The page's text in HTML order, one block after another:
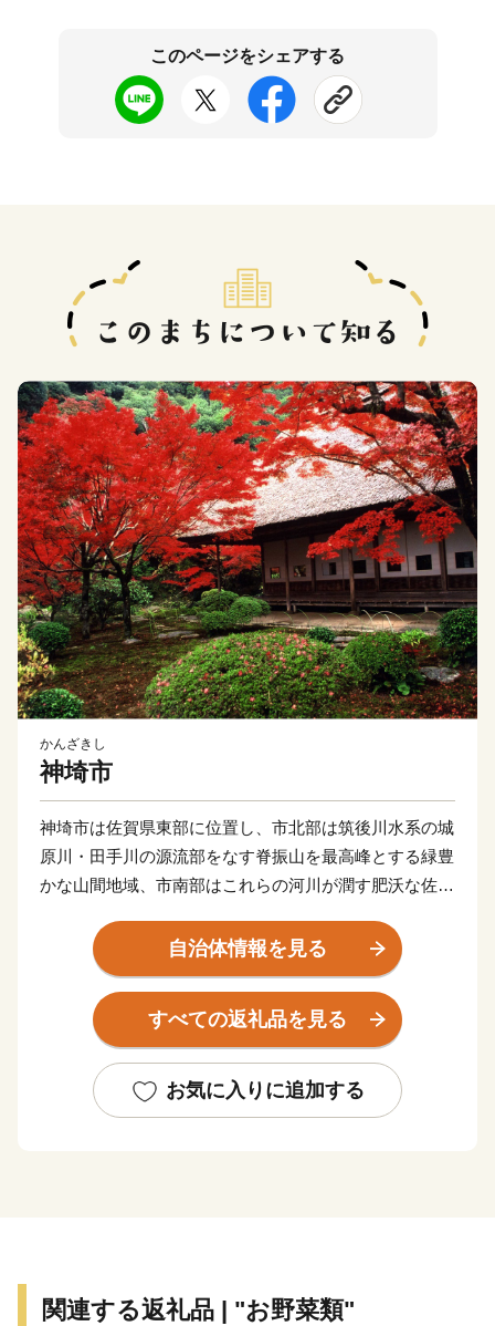
このページをシェアする
かんざきし
神埼市
神埼市は佐賀県東部に位置し、市北部は筑後川水系の城
原川・田手川の源流部をなす脊振山を最高峰とする緑豊
かな山間地域、市南部はこれらの河川が潤す肥沃な佐賀
市内には吉野ヶ里遺跡や歴史的建造物、神社などの多
くの歴史的、文化的遺産があり、様々な郷土芸能や伝統
行事が継承され、地域文化として形成されています。
自治体情報を見る
すべての返礼品を見る
お気に入りに追加する
関連する返礼品 | "お野菜類"